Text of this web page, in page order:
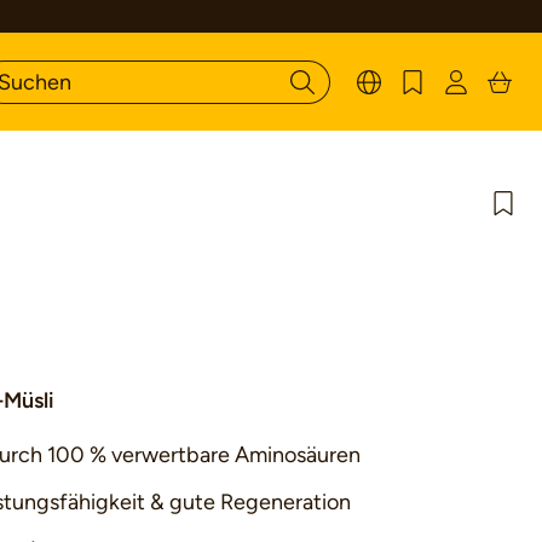
von 5 von 5 Sternen
100 % verwertbare Aminosäuren
& gute Regeneration